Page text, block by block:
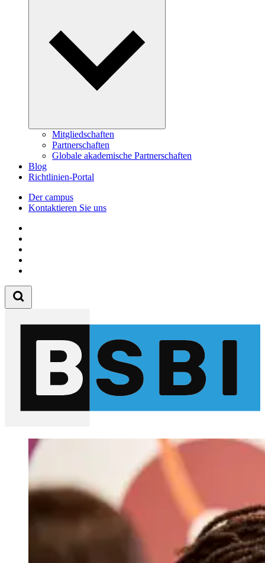
Mitgliedschaften
Partnerschaften
Globale akademische Partnerschaften
Blog
Richtlinien-Portal
Der campus
Kontaktieren Sie uns